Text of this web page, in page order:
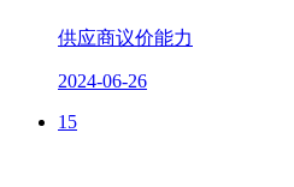
供应商议价能力
2024-06-26
15